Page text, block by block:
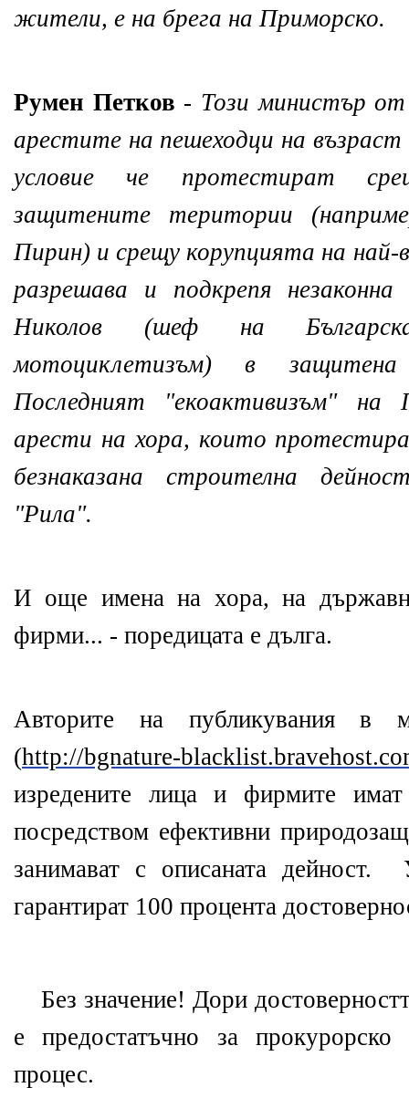
жители, е на брега на Приморско.
Румен Петков - Този министър
арестите на пешеходци на
условие че протестират
защитените територии
Пирин) и срещу корупцията на най-
разрешава и подкрепя
Николов (шеф на
мотоциклетизъм) в
Последният "екоактивизъм" на
арести на хора, които
безнаказана строителна
"Рила".
И още имена на хора, на
фирми... - поредицата е дълга.
Авторите на публикувания в
(http://bgnature-blacklist.bravehost.
изредените лица и фирмите
посредством ефективни
занимават с описаната
гарантират 100 процента
Без значение! Дори
е предостатъчно за прокурорско
процес.